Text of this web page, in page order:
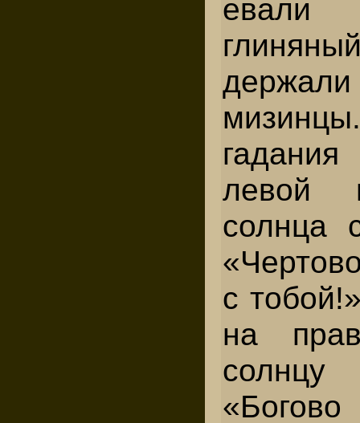
евали
держа­ли
левой
солнца
с
на
солн­цу